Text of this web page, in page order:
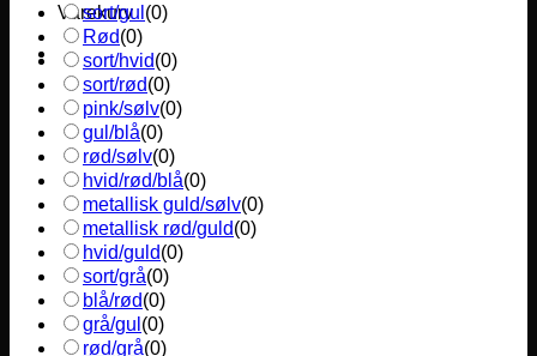
Varekurv
sort/gul (0)
Rød(0)
sort/hvid(0)
sort/rød(0)
pink/sølv(0)
gul/blå(0)
rød/sølv(0)
hvid/rød/blå(0)
metallisk guld/sølv(0)
metallisk rød/guld(0)
hvid/guld(0)
sort/grå(0)
blå/rød(0)
grå/gul (0)
rød/grå(0)